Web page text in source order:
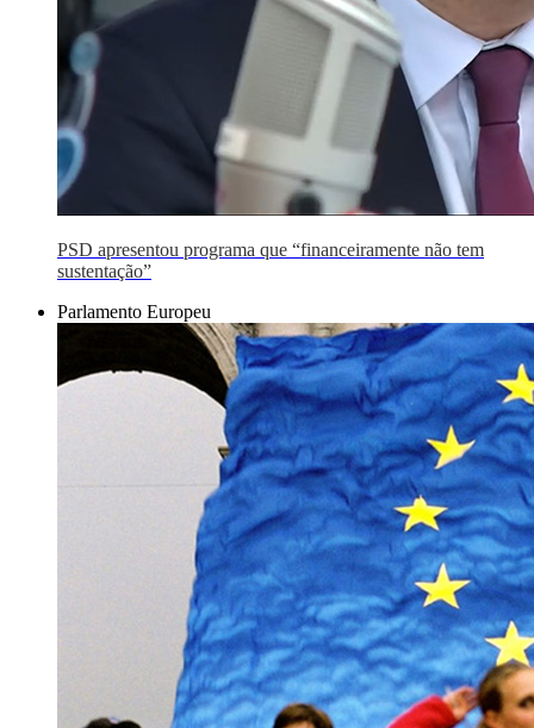
PSD apresentou programa que “financeiramente não tem
sustentação”
Parlamento Europeu